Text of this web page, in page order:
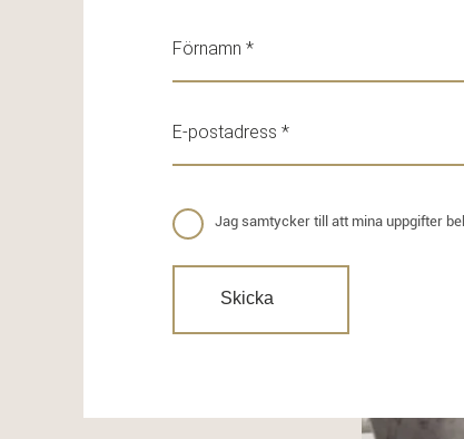
Jag samtycker till att mina uppgifter
Skicka